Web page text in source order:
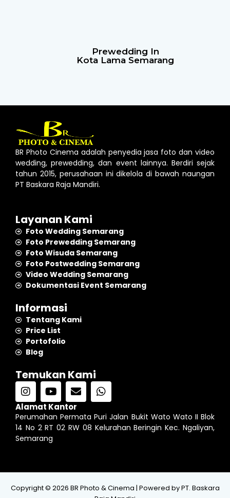
Prewedding In
Kota Lama Semarang
BR Photo Cinema adalah penyedia jasa foto dan video
wedding, prewedding, dan event lainnya. Berdiri sejak
tahun 2015, perusahaan ini dikelola di bawah naungan
PT Baskara Raja Mandiri.
Layanan Kami
Foto Wedding Semarang
Foto Prewedding Semarang
Foto Wisuda Semarang
Foto Postwedding Semarang
Video Wedding Semarang
Dokumentasi Event Semarang
Informasi
Tentang Kami
Price List
Portofolio
Blog
Temukan Kami
I
n
s
t
a
g
Y
o
u
t
u
b
E
n
v
e
l
W
h
t
s
Alamat Kantor
Perumahan Permata Puri Jalan Bukit Wato Wato II Blok
14 No 2 RT 02 RW 08 Kelurahan Beringin Kec. Ngaliyan,
Semarang
Copyright © 2026 BR Photo & Cinema | Powered by PT. Baskara